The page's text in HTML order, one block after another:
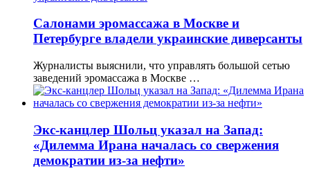
Салонами эромассажа в Москве и
Петербурге владели украинские диверсанты
Журналисты выяснили, что управлять большой сетью
заведений эромассажа в Москве …
Экс-канцлер Шольц указал на Запад:
«Дилемма Ирана началась со свержения
демократии из-за нефти»